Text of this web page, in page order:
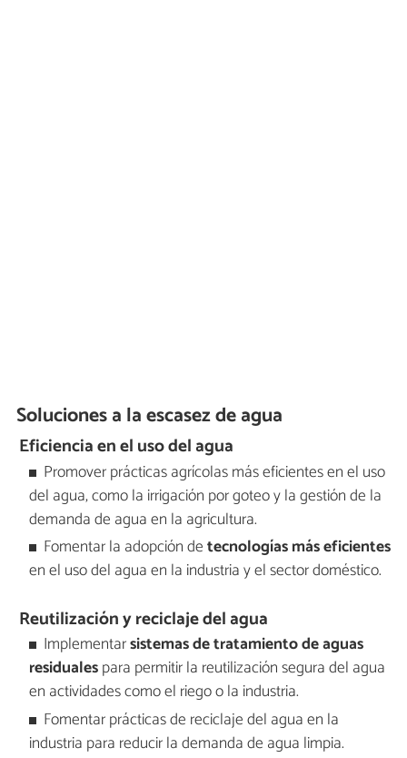
Soluciones a la escasez de agua
Eficiencia en el uso del agua
Promover prácticas agrícolas más eficientes en el uso
del agua, como la irrigación por goteo y la gestión de la
demanda de agua en la agricultura.
Fomentar la adopción detecnologías más eficientes
en el uso del agua en la industria y el sector doméstico.
Reutilización y reciclaje del agua
Implementarsistemas de tratamiento de aguas
residualespara permitir la reutilización segura del agua
en actividades como el riego o la industria.
Fomentar prácticas de reciclaje del agua en la
industria para reducir la demanda de agua limpia.